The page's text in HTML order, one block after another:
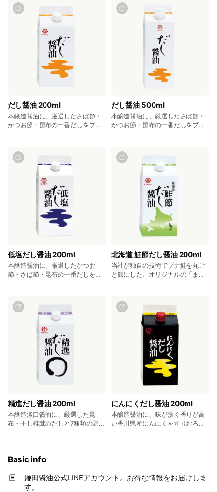
だし醤油 200ml
本醸造醤油に、厳選したさば節・
かつお節・昆布の一番だしをブレ
だし醤油 500ml
本醸造醤油に、厳選したさば節・
かつお節・昆布の一番だしをブレ
￥3,984 4本入 ￥2,032 2本入
￥1,036 (税込)
低塩だし醤油 200ml
本醸造醤油に、厳選したかつお
節・さば節・昆布の一番だしをブ
で、減塩につきものの物足りなさ
を感じさせません。 10ヶ入
￥810 (税込)
北海道 鮭節だし醤油 200ml
当社が独自の技術でブナ鮭を丸ご
と節にした、オリジナルの「まん
入 ￥2,690 5ヶ入 ￥1,375 3ヶ入
￥840 (税込)
精進だし醤油 200ml
本醸造淡口醤油に、厳選した昆
布・干し椎茸のだしと7種類の野菜
10ヶ入 ￥3,420 5ヶ入 ￥1,745 3ヶ
にんにくだし醤油 200ml
本醸造醤油に、味が濃く香りが高
い香川県産にんにくをすりおろし
入 ￥4,250 5ヶ入 ￥2,165 3ヶ入
￥1,326 (税込)
Basic info
鎌田醤油公式LINEアカウント。お得な情報をお届けしま
す。